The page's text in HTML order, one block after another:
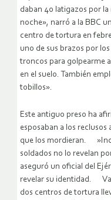
daban 40 latigazos por
noche», narró a la BBC
centro de tortura en
uno de sus brazos por
troncos para golpearme
en el suelo. También
tobillos».
Este antiguo preso ha
esposaban a los reclusos
que los mordieran.
soldados no lo revelan
aseguró un oficial del
revelar su identidad.
dos centros de tortura